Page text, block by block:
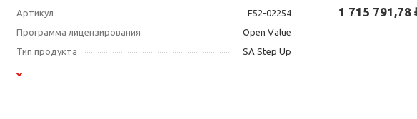
Артикул
F52-02254
Программа лицензирования
Open Value
Тип продукта
SA Step Up
1 715 791,78